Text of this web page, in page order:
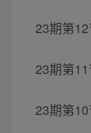
23期第
23期第
23期第